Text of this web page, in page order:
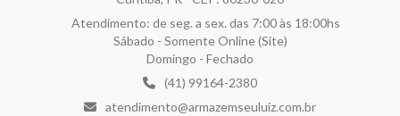
Atendimento: de seg. a sex. das 7:00 às 18:00hs
Sábado - Somente Online (Site)
Domingo - Fechado
(41) 99164-2380
atendimento@armazemseuluiz.com.br